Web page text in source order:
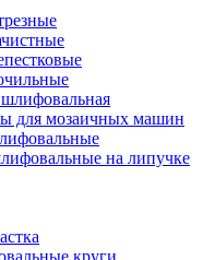
для мозаичных машин
на липучке
круги